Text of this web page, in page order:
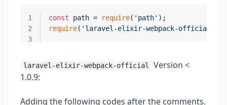
1 const path = require( 'path'
2
require( 'laravel-elixir-webpack-official'
3
laravel-elixir-webpack-official
Version <
1.0.9:
Adding the following codes after the comments.